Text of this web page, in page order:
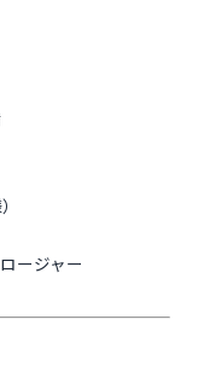
ージャー